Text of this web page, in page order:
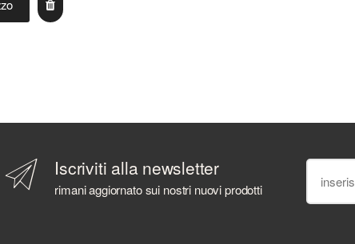
Iscriviti alla newsletter
rimani aggiornato sui nostri nuovi prodotti